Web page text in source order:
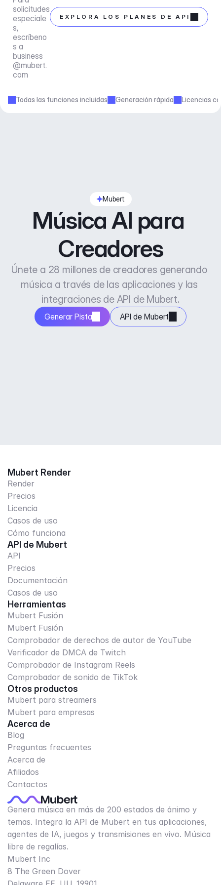
solicitudes
especiale
s,
escríbeno
business
@mubert.
com
EXPLORA LOS PLANES DE API
Todas las funciones incluidas Generación rápida Licencias
Mubert
Música AI para
Creadores
Únete a 28 millones de creadores generando
música a través de las aplicaciones y las
integraciones de API de Mubert.
Generar Pista API de Mubert
Mubert Render
Render
Precios
Licencia
Casos de uso
Cómo funciona
API de Mubert
API
Precios
Documentación
Casos de uso
Herramientas
Mubert Fusión
Mubert Fusión
Comprobador de derechos de autor de YouTube
Verificador de DMCA de Twitch
Comprobador de Instagram Reels
Comprobador de sonido de TikTok
Otros productos
Mubert para streamers
Mubert para empresas
Acerca de
Blog
Preguntas frecuentes
Acerca de
Afiliados
Contactos
Genera música en más de 200 estados de ánimo y
temas. Integra la API de Mubert en tus aplicaciones,
agentes de IA, juegos y transmisiones en vivo. Música
libre de regalías.
Mubert Inc
8 The Green Dover